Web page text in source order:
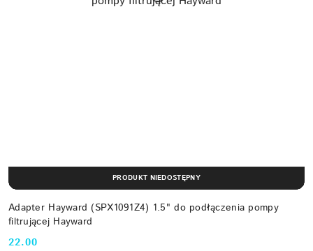
Adapter Hayward (SPX1091Z4) 1.5" do podłączenia pompy
filtrującej Hayward
22.00
PRODUKT NIEDOSTĘPNY